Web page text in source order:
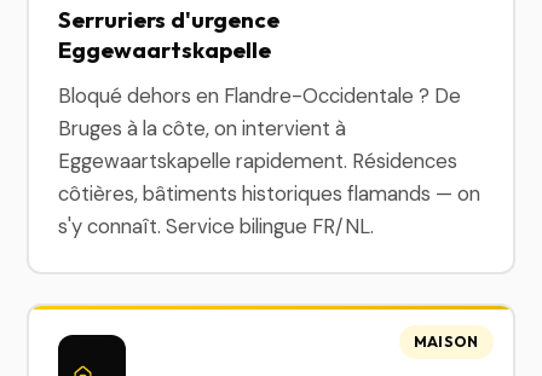
Serruriers d'urgence
Eggewaartskapelle
Bloqué dehors en Flandre-Occidentale ? De
Bruges à la côte, on intervient à
Eggewaartskapelle rapidement. Résidences
côtières, bâtiments historiques flamands — on
s'y connaît. Service bilingue FR/NL.
MAISON